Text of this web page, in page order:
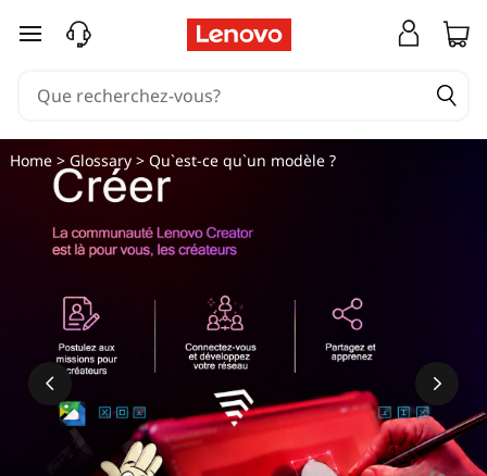
passer au contenu principal
Home> Glossary> Qu`est-ce qu`un modèle ?